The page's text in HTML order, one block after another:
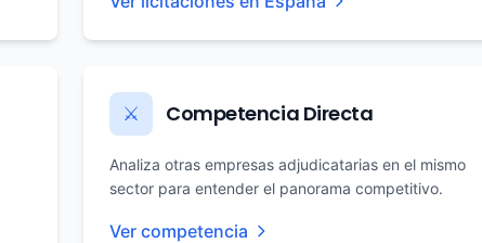
⚔️ Competencia Directa
Analiza otras empresas adjudicatarias en el mismo
sector para entender el panorama competitivo.
Ver competencia